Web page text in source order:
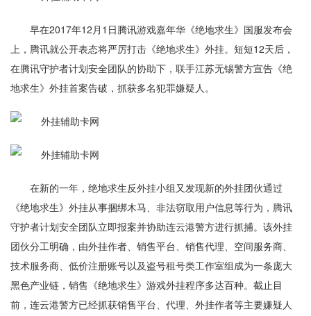
早在2017年12月1日腾讯游戏嘉年华《绝地求生》国服发布会
上，腾讯就公开表态将严厉打击《绝地求生》外挂。短短12天后，
在腾讯守护者计划安全团队的协助下，联手江苏无锡警方宣告《绝
地求生》外挂首案告破，抓获多名犯罪嫌疑人。
在新的一年，绝地求生反外挂小组又发现新的外挂团伙通过
《绝地求生》外挂从事捆绑木马、非法窃取用户信息等行为，腾讯
守护者计划安全团队立即报案并协助连云港警方进行抓捕。该外挂
团伙分工明确，由外挂作者、销售平台、销售代理、空间服务商、
技术服务商、低价注册账号以及盗号租号类工作室组成为一条庞大
黑色产业链，销售《绝地求生》游戏外挂程序多达百种。截止目
前，连云港警方已经抓获销售平台、代理、外挂作者等主要嫌疑人